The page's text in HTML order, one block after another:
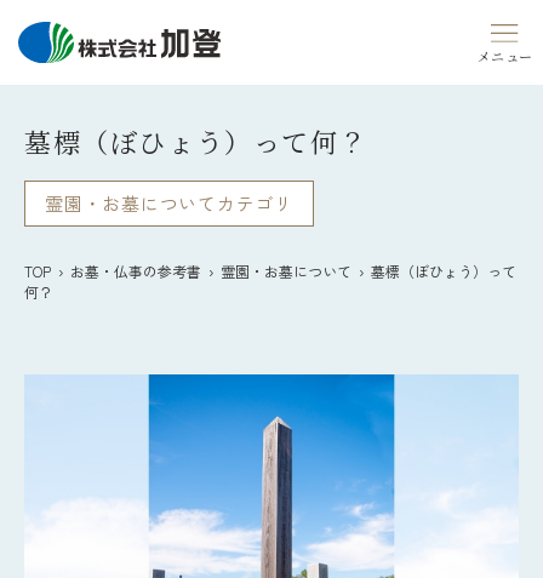
to
墓標（ぼひょう）って何？
霊園・お墓についてカテゴリ
TOP › お墓・仏事の参考書 › 霊園・お墓について › 墓標（ぼひょう）って
何？